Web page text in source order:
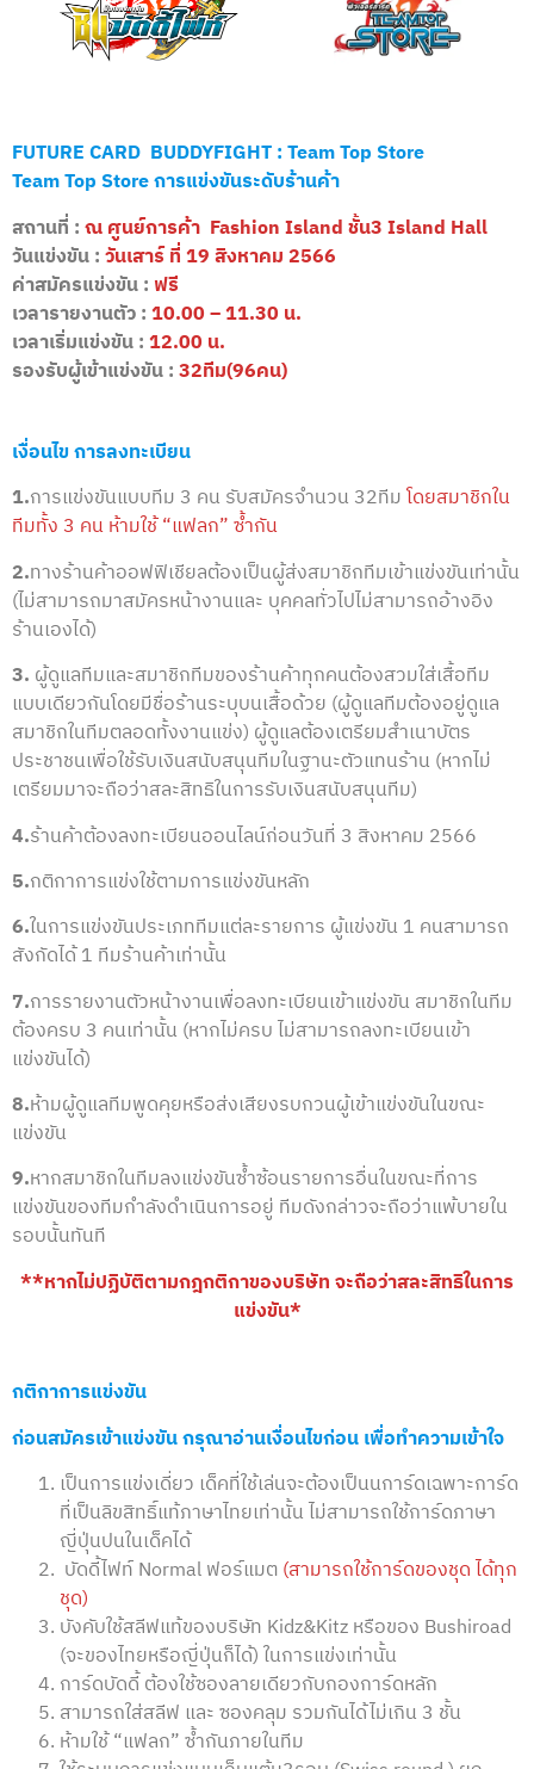
FUTURE CARD BUDDYFIGHT : Team Top Store
Team Top Store การแข่งขันระดับร้านค้า
สถานที่ :ณ ศูนย์การค้า Fashion Island ชั้น3 Island Hall
วันแข่งขัน :วันเสาร์ที่ 19 สิงหาคม 2566
ค่าสมัครแข่งขัน : ฟรี
เวลารายงานตัว :10.00 – 11.30 น.
เวลาเริ่มแข่งขัน :12.00 น.
รองรับผู้เข้าแข่งขัน :32ทีม(96คน)
เงื่อนไข การลงทะเบียน
1.การแข่งขันแบบทีม 3 คน รับสมัครจำนวน 32ทีมโดยสมาชิกใน
ทีมทั้ง 3 คน ห้ามใช้ “แฟลก” ซ้ำกัน
2.ทางร้านค้าออฟฟิเชียลต้องเป็นผู้ส่งสมาชิกทีมเข้าแข่งขันเท่านั้น
(ไม่สามารถมาสมัครหน้างานและ บุคคลทั่วไปไม่สามารถอ้างอิง
ร้านเองได้)
3. ผู้ดูแลทีมและสมาชิกทีมของร้านค้าทุกคนต้องสวมใส่เสื้อทีม
แบบเดียวกันโดยมีชื่อร้านระบุบนเสื้อด้วย (ผู้ดูแลทีมต้องอยู่ดูแล
สมาชิกในทีมตลอดทั้งงานแข่ง) ผู้ดูแลต้องเตรียมสำเนาบัตร
ประชาชนเพื่อใช้รับเงินสนับสนุนทีมในฐานะตัวแทนร้าน (หากไม่
เตรียมมาจะถือว่าสละสิทธิในการรับเงินสนับสนุนทีม)
4.ร้านค้าต้องลงทะเบียนออนไลน์ก่อนวันที่ 3 สิงหาคม 2566
5.กติกาการแข่งใช้ตามการแข่งขันหลัก
6.ในการแข่งขันประเภททีมแต่ละรายการ ผู้แข่งขัน 1 คนสามารถ
สังกัดได้ 1 ทีมร้านค้าเท่านั้น
7.การรายงานตัวหน้างานเพื่อลงทะเบียนเข้าแข่งขัน สมาชิกในทีม
ต้องครบ 3 คนเท่านั้น (หากไม่ครบ ไม่สามารถลงทะเบียนเข้า
แข่งขันได้)
8.ห้ามผู้ดูแลทีมพูดคุยหรือส่งเสียงรบกวนผู้เข้าแข่งขันในขณะ
แข่งขัน
9.หากสมาชิกในทีมลงแข่งขันซ้ำซ้อนรายการอื่นในขณะที่การ
แข่งขันของทีมกำลังดำเนินการอยู่ ทีมดังกล่าวจะถือว่าแพ้บายใน
รอบนั้นทันที
**หากไม่ปฏิบัติตามกฎกติกาของบริษัท จะถือว่าสละสิทธิในการ
แข่งขัน*
กติกาการแข่งขัน
ก่อนสมัครเข้าแข่งขัน กรุณาอ่านเงื่อนไขก่อน เพื่อทำความเข้าใจ
เป็นการแข่งเดี่ยว เด็คที่ใช้เล่นจะต้องเป็นนการ์ดเฉพาะการ์ด
ที่เป็นลิขสิทธิ์แท้ภาษาไทยเท่านั้น ไม่สามารถใช้การ์ดภาษา
ญี่ปุ่นปนในเด็คได้
บัดดี้ไฟท์ Normal ฟอร์แมต(สามารถใช้การ์ดของชุด ได้ทุก
ชุด)
บังคับใช้สลีฟแท้ของบริษัท Kidz&Kitz หรือของ Bushiroad
(จะของไทยหรือญี่ปุ่นก็ได้) ในการแข่งเท่านั้น
การ์ดบัดดี้ ต้องใช้ซองลายเดียวกับกองการ์ดหลัก
สามารถใส่สลีฟ และ ซองคลุม รวมกันได้ไม่เกิน 3 ชั้น
ห้ามใช้ “แฟลก” ซ้ำกันภายในทีม